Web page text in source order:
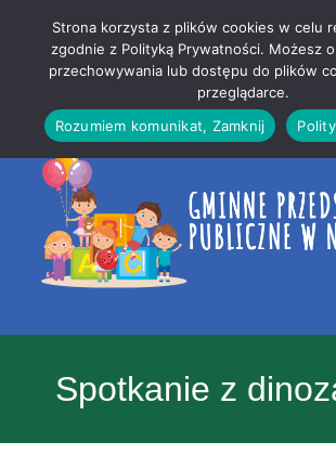
treści
strony
Spotkanie z
Strona korzysta z plików cookies w celu
zgodnie z Polityką Prywatności. Możesz
przechowywania lub dostępu do plików
przeglądarce.
Rozumiem komunikat, Zamknij